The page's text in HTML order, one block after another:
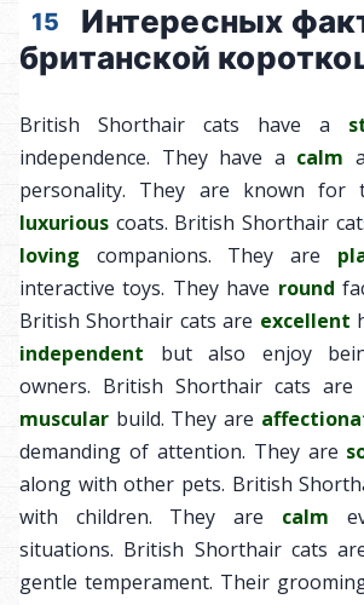
15
Интересных
британской
British Shorthair cats have a
independence. They have a calm
personality. They are known for
luxurious coats. British Shorthair
loving companions. They are
interactive toys. They have round
British Shorthair cats are excellent
independent but also enjoy
owners. British Shorthair cats
muscular build. They are
demanding of attention. They are
along with other pets. British
with children. They are calm
situations. British Shorthair cats
gentle temperament. Their